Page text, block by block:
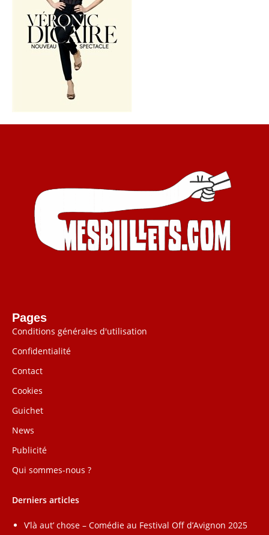
Pages
Conditions générales d'utilisation
Confidentialité
Contact
Cookies
Guichet
News
Publicité
Qui sommes-nous ?
Derniers articles
V’là aut’ chose – Comédie au Festival Off d’Avignon 2025